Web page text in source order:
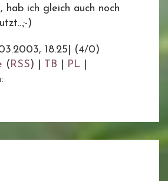
hab ich gleich auch noch
)
18.25
(4/0)
(RSS) | TB PL